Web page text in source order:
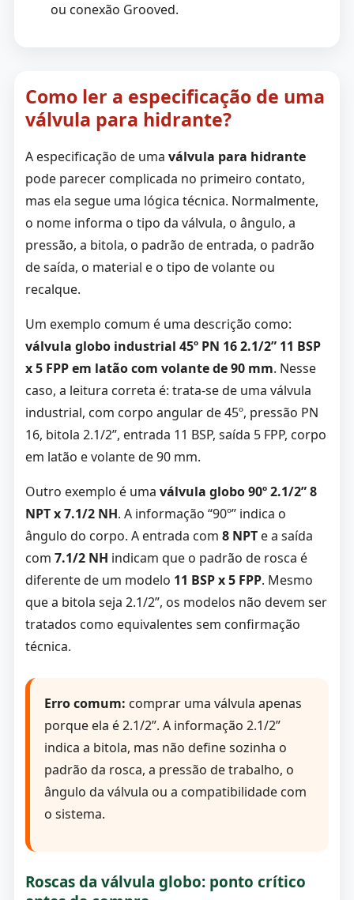
ou conexão Grooved.
Como ler a especificação de uma
válvula para hidrante?
A especificação de uma válvula para hidrante
pode parecer complicada no primeiro contato,
mas ela segue uma lógica técnica. Normalmente,
o nome informa o tipo da válvula, o ângulo, a
pressão, a bitola, o padrão de entrada, o padrão
de saída, o material e o tipo de volante ou
recalque.
Um exemplo comum é uma descrição como:
válvula globo industrial 45º PN 16 2.1/2” 11 BSP
x 5 FPP em latão com volante de 90 mm. Nesse
caso, a leitura correta é: trata-se de uma válvula
industrial, com corpo angular de 45º, pressão PN
16, bitola 2.1/2”, entrada 11 BSP, saída 5 FPP, corpo
em latão e volante de 90 mm.
Outro exemplo é uma válvula globo 90º 2.1/2” 8
NPT x 7.1/2 NH. A informação “90º” indica o
ângulo do corpo. A entrada com 8 NPTe a saída
com 7.1/2 NH indicam que o padrão de rosca é
diferente de um modelo 11 BSP x 5 FPP. Mesmo
que a bitola seja 2.1/2”, os modelos não devem ser
tratados como equivalentes sem confirmação
técnica.
Erro comum: comprar uma válvula apenas
porque ela é 2.1/2”. A informação 2.1/2”
indica a bitola, mas não define sozinha o
padrão da rosca, a pressão de trabalho, o
ângulo da válvula ou a compatibilidade com
o sistema.
Roscas da válvula globo: ponto crítico